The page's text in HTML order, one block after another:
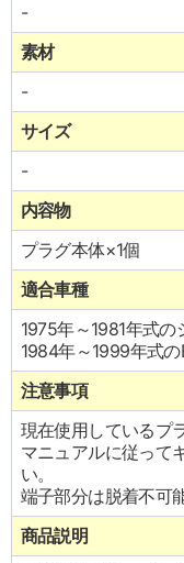
-
素材
-
サイズ
-
内容物
プラグ本体×1個
適合車種
1975年～1981年式
1984年～1999年式
注意事項
現在使用しているプ
マニュアルに従って
い。
端子部分は脱着不可
商品説明